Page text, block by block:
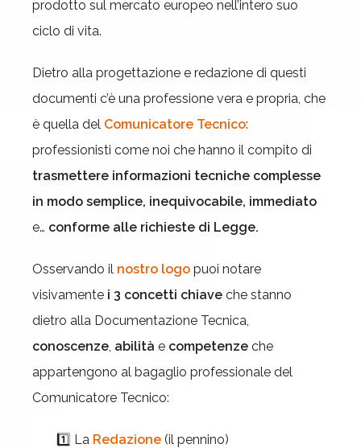
prodotto sul mercato europeo nell’intero suo
ciclo di vita.
Dietro alla progettazione e redazione di questi
documenti c’è una professione vera e propria, che
è quella del Comunicatore Tecnico:
professionisti come noi che hanno il compito di
trasmettere informazioni tecniche complesse
in modo semplice, inequivocabile, immediato
e… conforme alle richieste di Legge.
Osservando il nostro logo puoi notare
visivamente i 3 concetti chiave che stanno
dietro alla Documentazione Tecnica,
conoscenze, abilità e competenze che
appartengono al bagaglio professionale del
Comunicatore Tecnico:
1️⃣ La Redazione (il pennino)